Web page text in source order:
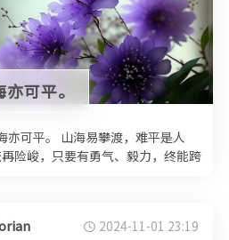
可平。
亦可平。 山海易攀渡，难平是人
险峻，只要有勇气、毅力，终能跨
2024-11-01 23:19